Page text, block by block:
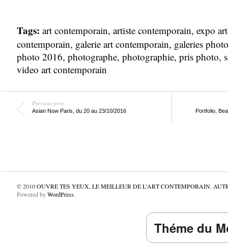
Tags: art contemporain, artiste contemporain, expo art
contemporain, galerie art contemporain, galeries photo
photo 2016, photographe, photographie, pris photo,
video art contemporain
Previous post
Asian Now Paris, du 20 au 23/10/2016 Portfolio,
© 2010OUVRE TES YEUX, LE MEILLEUR DE L'ART CONTEMPORAIN.
Powered byWordPress.
Théme du